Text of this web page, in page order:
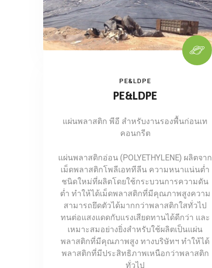
PE&LDPE
PE&LDPE
แผ่นพลาสติก พีอี สำหรับงานรองพื้นก่อนเท
คอนกรีต
แผ่นพลาสติกอ่อน (POLYETHYLENE) ผลิตจาก
เม็ดพลาสติกโพลีเอททีลีน ความหนาแน่นต่ำ
ชนิดใหม่ที่ผลิตโดยใช้กระบวนการความดัน
ต่ำ ทำให้ได้เม็ดพลาสติกที่มีคุณภาพสูงความ
สามารถยึดตัวได้มากกว่าพลาสติกใสทั่วไป
ทนต่อแสงแดดกับแรงเสียดทานได้ดีกว่า และ
เหมาะสมอย่างยิ่งสำหรับใช้ผลิตเป็นแผ่น
พลาสติกที่มีคุณภาพสูง ทางบริษัทฯ ทำให้ได้
พลาสติกที่มีประสิทธิภาพเหนือกว่าพลาสติก
ทั่วไป